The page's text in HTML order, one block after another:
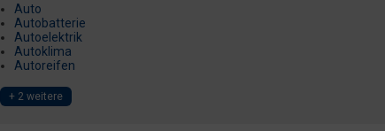
Auto
Autobatterie
Autoelektrik
Autoklima
Autoreifen
+ 2 weitere